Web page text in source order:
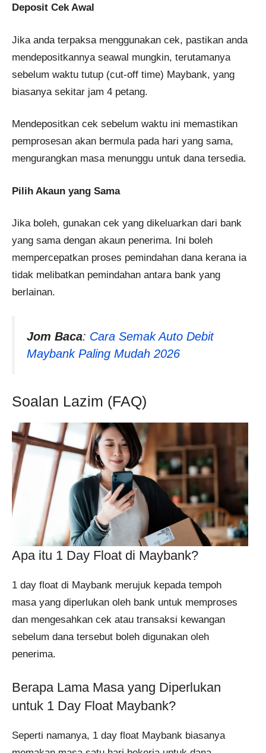
Deposit Cek Awal
Jika anda terpaksa menggunakan cek, pastikan anda
mendepositkannya seawal mungkin, terutamanya
sebelum waktu tutup (cut-off time) Maybank, yang
biasanya sekitar jam 4 petang.
Mendepositkan cek sebelum waktu ini memastikan
pemprosesan akan bermula pada hari yang sama,
mengurangkan masa menunggu untuk dana tersedia.
Pilih Akaun yang Sama
Jika boleh, gunakan cek yang dikeluarkan dari bank
yang sama dengan akaun penerima. Ini boleh
mempercepatkan proses pemindahan dana kerana ia
tidak melibatkan pemindahan antara bank yang
berlainan.
Jom Baca: Cara Semak Auto Debit
Maybank Paling Mudah 2026
Soalan Lazim (FAQ)
Apa itu 1 Day Float di Maybank?
1 day float di Maybank merujuk kepada tempoh
masa yang diperlukan oleh bank untuk memproses
dan mengesahkan cek atau transaksi kewangan
sebelum dana tersebut boleh digunakan oleh
penerima.
Berapa Lama Masa yang Diperlukan
untuk 1 Day Float Maybank?
Seperti namanya, 1 day float Maybank biasanya